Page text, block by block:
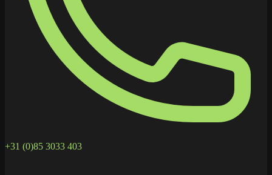
+31 (0)85 3033 403